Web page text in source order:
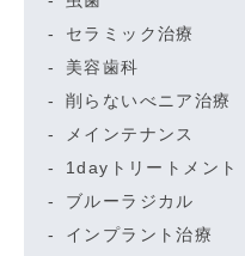
セラミック治療
美容歯科
削らないべニア治療
メインテナンス
1dayトリートメント
ブルーラジカル
インプラント治療